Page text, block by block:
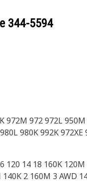
344-5594
972M 972 972L
980K 992K
14 18 160K
2 160M 3 AWD